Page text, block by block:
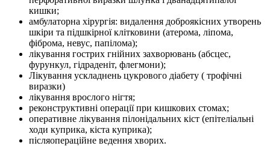
кишки;
амбулаторна хірургія: видалення доброякісних утворень
шкіри та підшкірної клітковини (атерома, ліпома,
фіброма, невус, папілома);
лікування гострих гнійних захворювань (абсцес,
фурункул, гідраденіт, флегмони);
Лікування ускладнень цукрового діабету ( трофічні
виразки)
лікування врослого нігтя;
реконструктивні операції при кишкових стомах;
оперативне лікування пілонідальних кіст (епітеліальні
ходи куприка, кіста куприка);
післяопераційне ведення хворих.